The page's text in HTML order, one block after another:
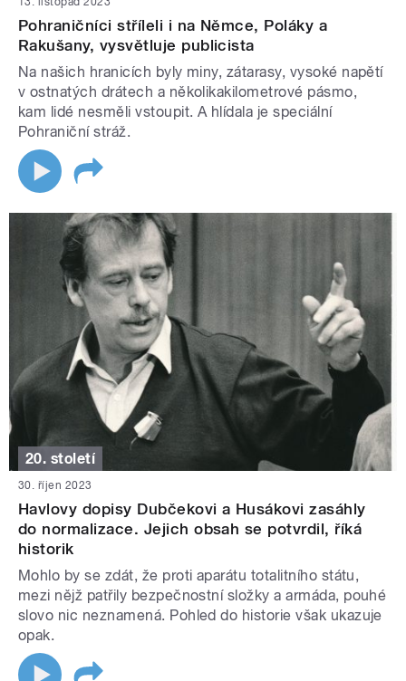
Pohraničníci stříleli i na Němce, Poláky a
Rakušany, vysvětluje publicista
Na našich hranicích byly miny, zátarasy, vysoké napětí
v ostnatých drátech a několikakilometrové pásmo,
kam lidé nesměli vstoupit. A hlídala je speciální
Pohraniční stráž.
20. století
30. říjen 2023
Havlovy dopisy Dubčekovi a Husákovi zasáhly
do normalizace. Jejich obsah se potvrdil, říká
historik
Mohlo by se zdát, že proti aparátu totalitního státu,
mezi nějž patřily bezpečnostní složky a armáda, pouhé
slovo nic neznamená. Pohled do historie však ukazuje
opak.